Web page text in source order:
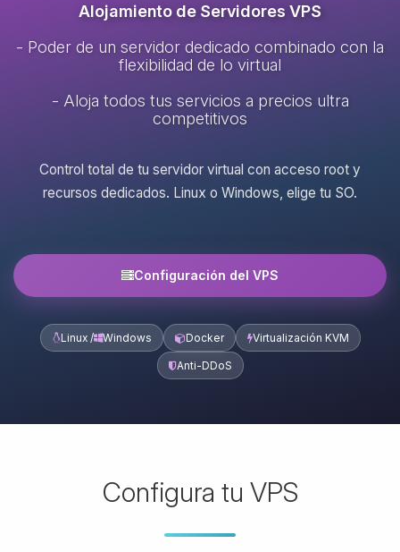
Alojamiento de Servidores VPS
- Poder de un servidor dedicado combinado con la
flexibilidad de lo virtual
- Aloja todos tus servicios a precios ultra
competitivos
Control total de tu servidor virtual con acceso root y
recursos dedicados. Linux o Windows, elige tu SO.
Configuración del VPS
Linux / Windows Docker Virtualización KVM
Anti-DDoS
Configura tu VPS